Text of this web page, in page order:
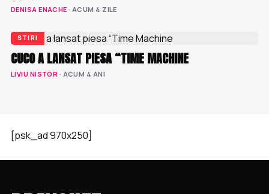
DENISA ENACHE · ACUM 4 ZILE
STIRI
CUCO A LANSAT PIESA “TIME MACHINE
LIVIU NISTOR · ACUM 4 ANI
[psk_ad 970x250]